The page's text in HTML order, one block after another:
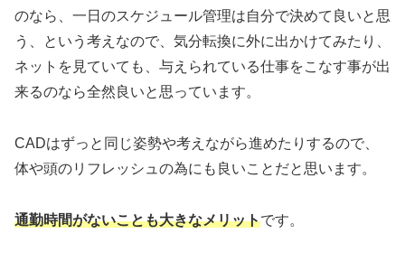
のなら、一日のスケジュール管理は自分で決めて良いと思
う、という考えなので、気分転換に外に出かけてみたり、
ネットを見ていても、与えられている仕事をこなす事が出
来るのなら全然良いと思っています。
CADはずっと同じ姿勢や考えながら進めたりするので、
体や頭のリフレッシュの為にも良いことだと思います。
通勤時間がないことも大きなメリットです。